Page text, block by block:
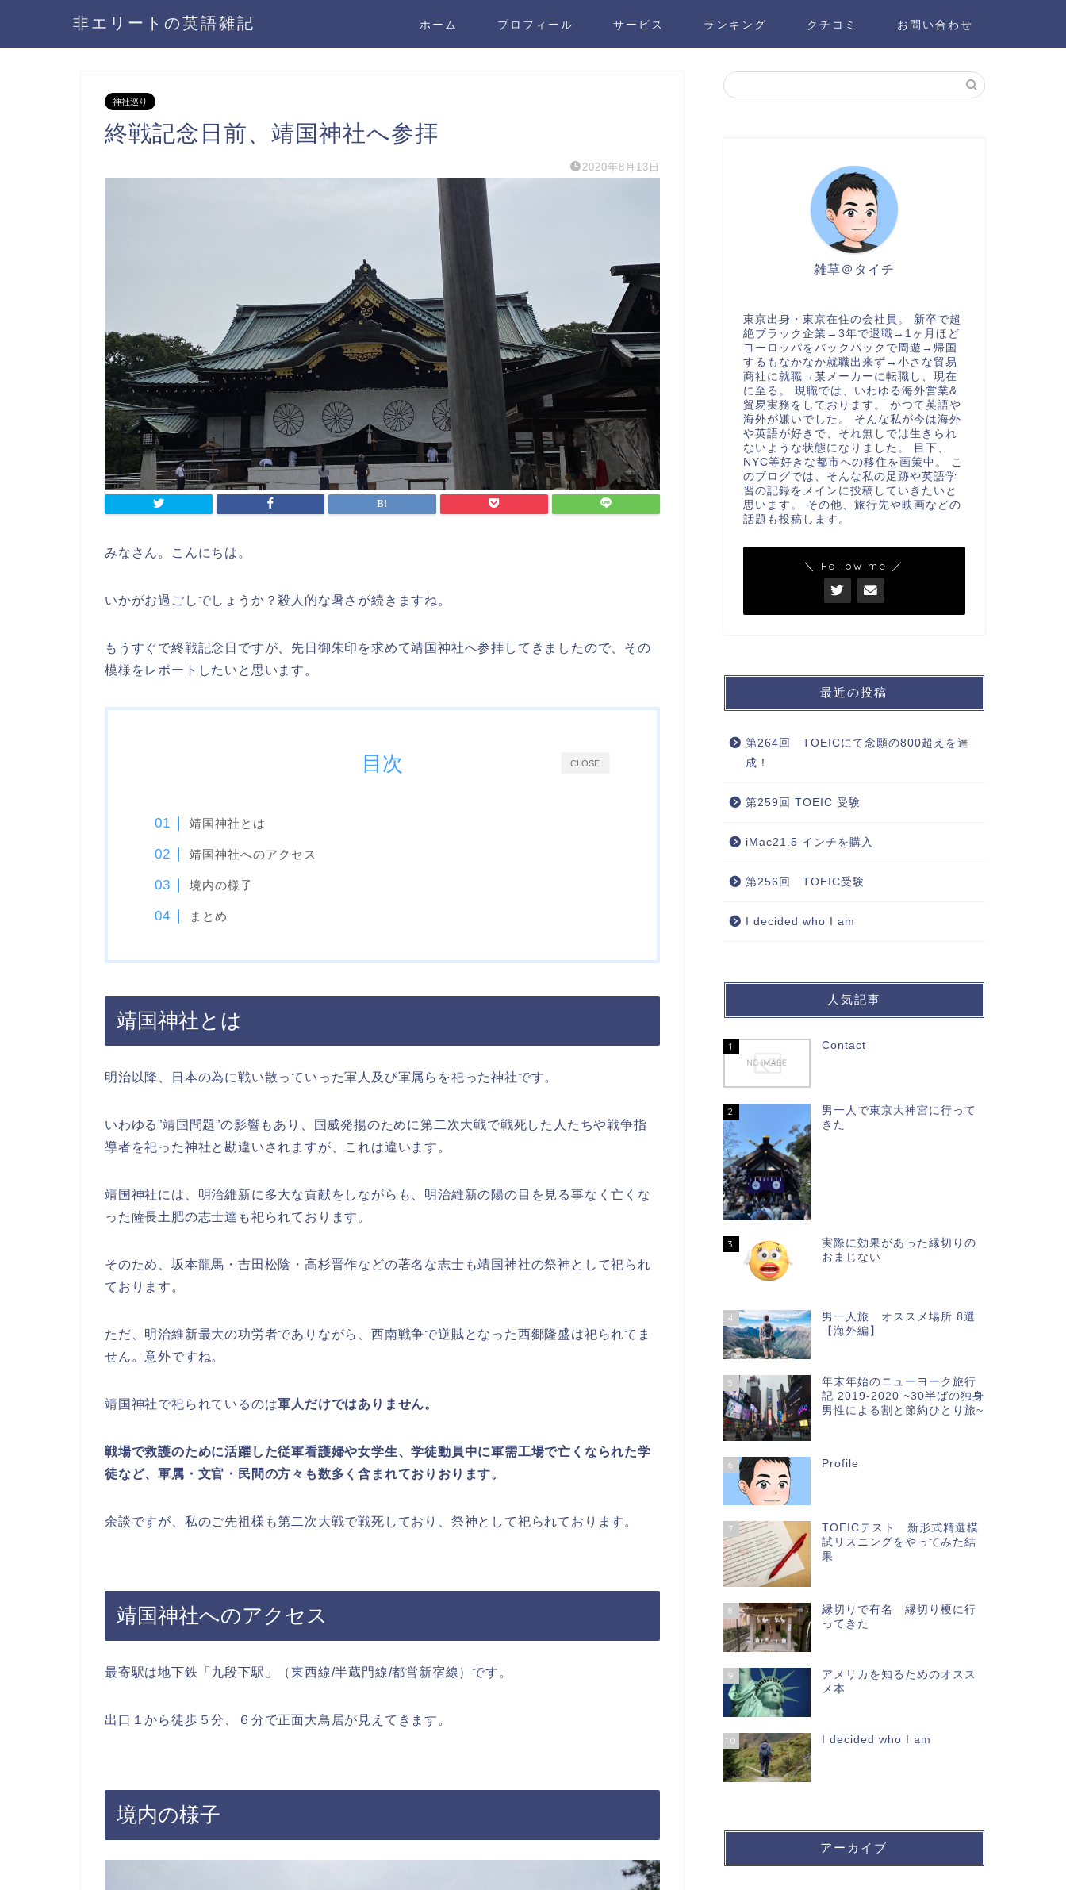
非エリートの英語雑記 ホーム プロフィール サービス ランキング クチコミ お問い合わせ
神社巡り
終戦記念日前、靖国神社へ参拝
2020年8月13日
みなさん。こんにちは。
いかがお過ごしでしょうか？殺人的な暑さが続きますね。
もうすぐで終戦記念日ですが、先日御朱印を求めて靖国神社へ参拝してきましたので、その
模様をレポートしたいと思います。
CLOSE
目次
靖国神社とは
靖国神社へのアクセス
境内の様子
まとめ
靖国神社とは
明治以降、日本の為に戦い散っていった軍人及び軍属らを祀った神社です。
いわゆる”靖国問題”の影響もあり、国威発揚のために第二次大戦で戦死した人たちや戦争指
導者を祀った神社と勘違いされますが、これは違います。
靖国神社には、明治維新に多大な貢献をしながらも、明治維新の陽の目を見る事なく亡くな
った薩長土肥の志士達も祀られております。
そのため、坂本龍馬・吉田松陰・高杉晋作などの著名な志士も靖国神社の祭神として祀られ
ております。
ただ、明治維新最大の功労者でありながら、西南戦争で逆賊となった西郷隆盛は祀られてま
せん。意外ですね。
靖国神社で祀られているのは軍人だけではありません。
戦場で救護のために活躍した従軍看護婦や女学生、学徒動員中に軍需工場で亡くなられた学
徒など、軍属・文官・民間の方々も数多く含まれておりおります。
余談ですが、私のご先祖様も第二次大戦で戦死しており、祭神として祀られております。
靖国神社へのアクセス
最寄駅は地下鉄「九段下駅」（東西線/半蔵門線/都営新宿線）です。
出口１から徒歩５分、６分で正面大鳥居が見えてきます。
境内の様子
雑草＠タイチ
東京出身・東京在住の会社員。 新卒で超
絶ブラック企業→3年で退職→1ヶ月ほど
ヨーロッパをバックパックで周遊→帰国
するもなかなか就職出来ず→小さな貿易
商社に就職→某メーカーに転職し、現在
に至る。 現職では、いわゆる海外営業&
貿易実務をしております。 かつて英語や
海外が嫌いでした。 そんな私が今は海外
や英語が好きで、それ無しでは生きられ
ないような状態になりました。 目下、
NYC等好きな都市への移住を画策中。 こ
のブログでは、そんな私の足跡や英語学
習の記録をメインに投稿していきたいと
思います。 その他、旅行先や映画などの
話題も投稿します。
＼ Follow me ／
最近の投稿
第264回 TOEICにて念願の800超えを達
成！
第259回 TOEIC 受験
iMac21.5 インチを購入
第256回 TOEIC受験
I decided who I am
人気記事
1 Contact
2
男一人で東京大神宮に行って
きた
3
実際に効果があった縁切りの
おまじない
4
男一人旅 オススメ場所 8選
【海外編】
5
年末年始のニューヨーク旅行
記 2019-2020 ~30半ばの独身
男性による割と節約ひとり旅~
6 Profile
7
TOEICテスト 新形式精選模
試リスニングをやってみた結
果
8
縁切りで有名 縁切り榎に行
ってきた
9
アメリカを知るためのオスス
メ本
10 I decided who I am
アーカイブ